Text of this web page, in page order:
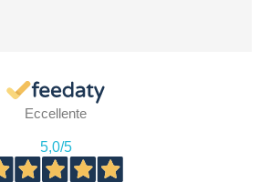
Eccellente
5,0/5